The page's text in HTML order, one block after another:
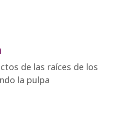
de las raíces de los
la pulpa